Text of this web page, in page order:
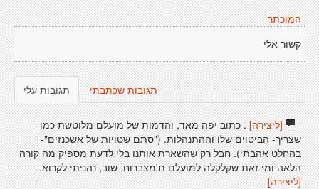
המוכתר
קשור אלי
תגובות עלי תגובות שכתבתי
[ליצירה]. כתוב יפה מאד, והדמות של מועלם מלוטשת כמו
שצריך- הביטוים שלו וההתנהלות. ("סתם שטויות של אשכנזים"-
בהחלט אהבתי). חבל רק שהשארת אותנו בלי לדעת מספיק מה קורה
הלאה ומי זאת שקלקלה למועלם ת'מצברוח. שוב, נהניתי לקרוא.
[ליצירה]